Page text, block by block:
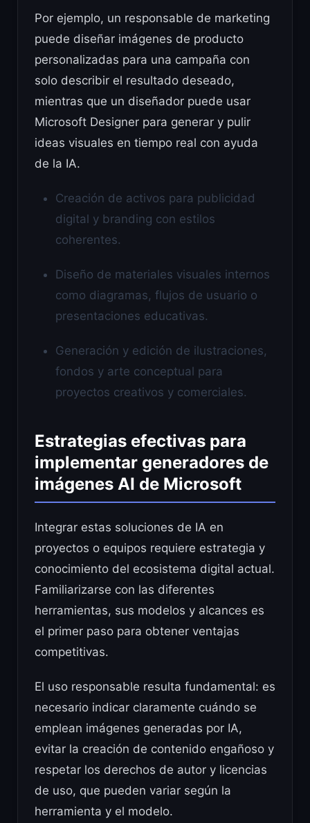
Por ejemplo, un responsable de marketing
puede diseñar imágenes de producto
personalizadas para una campaña con
solo describir el resultado deseado,
mientras que un diseñador puede usar
Microsoft Designer para generar y pulir
ideas visuales en tiempo real con ayuda
de la IA.
Creación de activos para publicidad
digital y branding con estilos
coherentes.
Diseño de materiales visuales internos
como diagramas, flujos de usuario o
presentaciones educativas.
Generación y edición de ilustraciones,
fondos y arte conceptual para
proyectos creativos y comerciales.
Estrategias efectivas para
implementar generadores de
imágenes AI de Microsoft
Integrar estas soluciones de IA en
proyectos o equipos requiere estrategia y
conocimiento del ecosistema digital actual.
Familiarizarse con las diferentes
herramientas, sus modelos y alcances es
el primer paso para obtener ventajas
competitivas.
El uso responsable resulta fundamental: es
necesario indicar claramente cuándo se
emplean imágenes generadas por IA,
evitar la creación de contenido engañoso y
respetar los derechos de autor y licencias
de uso, que pueden variar según la
herramienta y el modelo.